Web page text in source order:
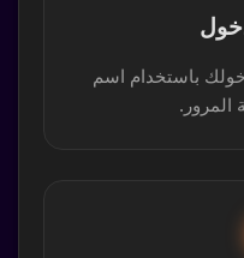
باستخدام اسم
المرور.